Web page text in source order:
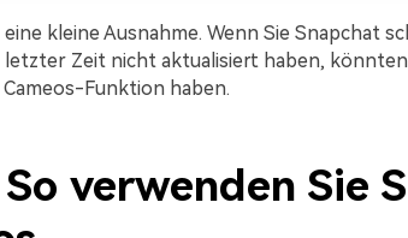
kleine Ausnahme. Wenn Sie Snapchat
letzter Zeit nicht aktualisiert haben,
Funktion haben.
verwenden Sie